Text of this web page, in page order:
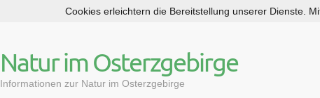
p
t
Natur im Osterzgebirge
Informationen zur Natur im Osterzgebirge
Cookies erleichtern die Bereitstellung unserer Dienste.